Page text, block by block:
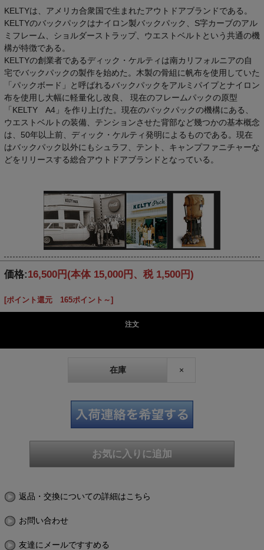
KELTYは、アメリカ合衆国で生まれたアウトドアブランドである。
KELTYのバックパックはナイロン製バックパック、S字カーブのアル
ミフレーム、ショルダーストラップ、ウエストベルトという共通の機
構が特徴である。
KELTYの創業者であるディック・ケルティは南カリフォルニアの自
宅でバックパックの製作を始めた。木製の骨組に帆布を使用していた
「パックボード」と呼ばれるバックパックをアルミパイプとナイロン
布を使用し大幅に軽量化し改良、 現在のフレームパックの原型
「KELTY A4」を作り上げた。現在のバックパックの機構にある、
ウエストベルトの装備、テンションさせた背部など幾つかの基本概念
は、50年以上前、ディック・ケルティ発明によるものである。現在
はバックパック以外にもシュラフ、テント、キャンプファニチャーな
どをリリースする総合アウトドアブランドとなっている。
価格:16,500円 (本体 15,000円、税 1,500円)
[ポイント還元 165ポイント～]
注文
在庫 ×
返品・交換についての詳細はこちら
お問い合わせ
友達にメールですすめる